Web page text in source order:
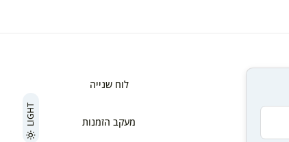
LIGHT
לוח שנייה
מעקב הזמנות